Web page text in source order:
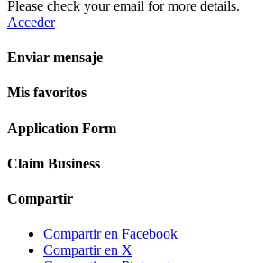
Please check your email for more details.
Acceder
Enviar mensaje
Mis favoritos
Application Form
Claim Business
Compartir
Compartir en Facebook
Compartir en X